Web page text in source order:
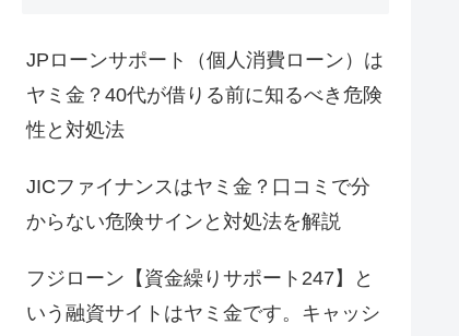
JPローンサポート（個人消費ローン）は
ヤミ金？40代が借りる前に知るべき危険
性と対処法
JICファイナンスはヤミ金？口コミで分
からない危険サインと対処法を解説
フジローン【資金繰りサポート247】と
いう融資サイトはヤミ金です。キャッシ